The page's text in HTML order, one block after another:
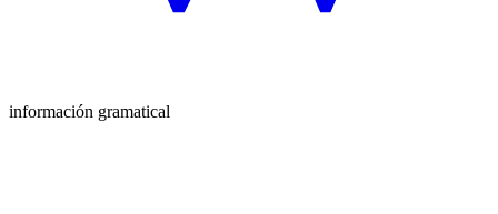
información gramatical